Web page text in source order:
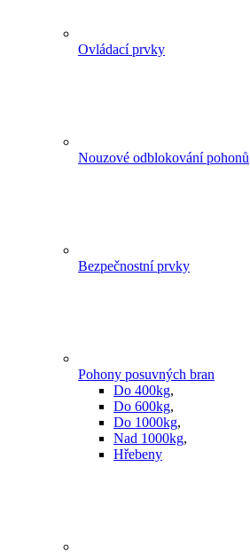
Ovládací prvky
Nouzové odblokování pohonů
Bezpečnostní prvky
Pohony posuvných bran
Do 400kg,
Do 600kg,
Do 1000kg,
Nad 1000kg,
Hřebeny